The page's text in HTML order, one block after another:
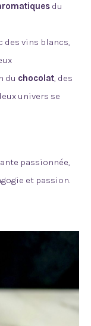
du
des vins blancs,
du chocolat, des
univers se
passionnée,
et passion.